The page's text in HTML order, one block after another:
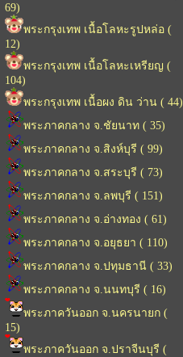
69)
พระกรุงเทพ เนื้อโลหะรูปหล่อ (
12)
พระกรุงเทพ เนื้อโลหะเหรียญ (
104)
พระกรุงเทพ เนื้อผง ดิน ว่าน ( 44)
พระภาคกลาง จ.ชัยนาท ( 35)
พระภาคกลาง จ.สิงห์บุรี ( 99)
พระภาคกลาง จ.สระบุรี ( 73)
พระภาคกลาง จ.ลพบุรี ( 151)
พระภาคกลาง จ.อ่างทอง ( 61)
พระภาคกลาง จ.อยุธยา ( 110)
พระภาคกลาง จ.ปทุมธานี ( 33)
พระภาคกลาง จ.นนทบุรี ( 16)
พระภาควันออก จ.นครนายก (
15)
พระภาควันออก จ.ปราจีนบุรี (